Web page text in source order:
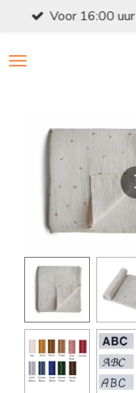
naar
Voor 16:00